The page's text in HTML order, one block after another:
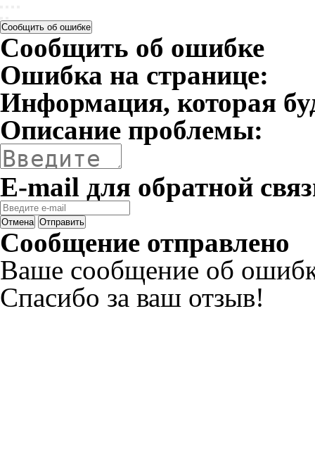
Сообщить об ошибке
Сообщить об ошибке
Ошибка на странице:
Информация, которая
Описание проблемы:
E-mail для обратной
Отмена Отправить
Сообщение отправлено
Ваше сообщение об
Спасибо за ваш отзыв!